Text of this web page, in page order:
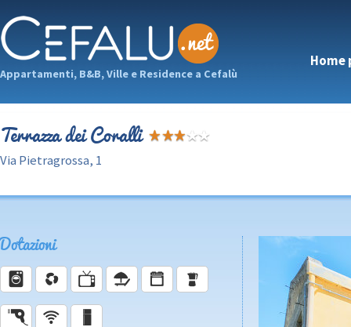
Appartamenti, B&B, Ville e Residence a Cefalù
Home
Terrazza dei Coralli
Via Pietragrossa, 1
Dotazioni